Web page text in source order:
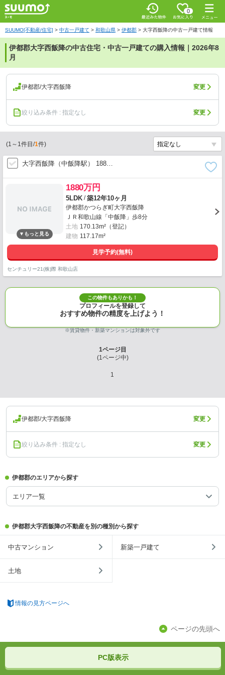
0
SUUMO[不動産/住宅] > 中古一戸建て > 和歌山県 > 伊都郡 > 大字西飯降の中古一戸建て情報
伊都郡大字西飯降の中古住宅・中古一戸建ての購入情報｜2026年8
月
伊都郡/大字西飯降 変更
絞り込み条件 : 指定なし 変更
(1 ～ 1件目/1件)
大字西飯降（中飯降駅） 188…
1880万円
5LDK /築12年10ヶ月
伊都郡かつらぎ町大字西飯降
ＪＲ和歌山線「中飯降」歩8分
土地 170.13m²（登記）
建物 117.17m²
見学予約(無料)
センチュリー21(株)際 和歌山店
この物件もありかも！
プロフィールを登録して
おすすめ物件の精度を上げよう！
※賃貸物件・新築マンションは対象外です
1ページ目
(1ページ中)
1
伊都郡/大字西飯降 変更
絞り込み条件 : 指定なし 変更
伊都郡のエリアから探す
エリア一覧
伊都郡大字西飯降の不動産を別の種別から探す
中古マンション 新築一戸建て
土地
情報の見方ページへ
ページの先頭へ
PC版表示